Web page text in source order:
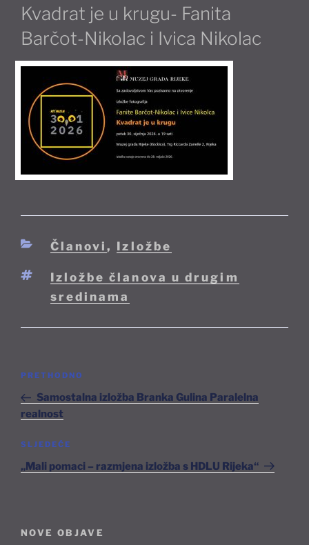
Kvadrat je u krugu- Fanita
Barčot-Nikolac i Ivica Nikolac
Kategorije
Članovi, Izložbe
Oznake
Izložbe članova u drugim
sredinama
Prethodna
objava
PRETHODNO
Samostalna izložba Branka Gulina Paralelna
realnost
Sljedeća
objava
SLJEDEĆE
„Mali pomaci – razmjena izložba s HDLU Rijeka“
NOVE OBJAVE